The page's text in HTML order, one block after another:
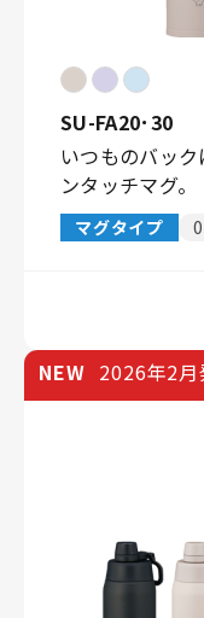
SU-FA20･30
いつものバッ
ンタッチマグ。
マグタイプ
NEW 2026年2月